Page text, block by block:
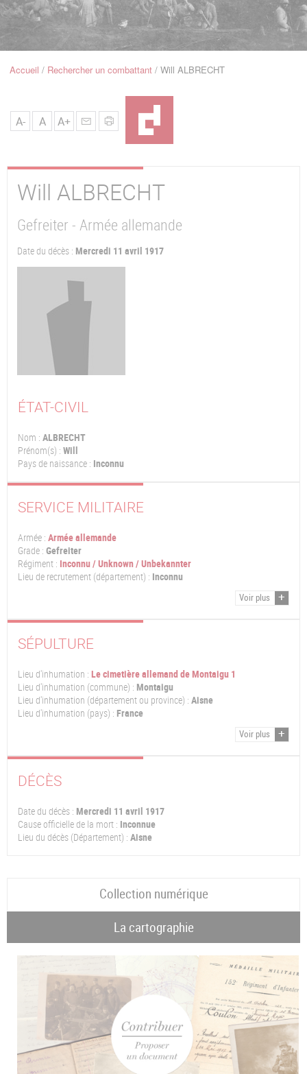
Navigation
FilAccueil Rechercher un combattant Will ALBRECHT
A- A A+
Will ALBRECHT
Gefreiter - Armée allemande
Date du décès : Mercredi 11 avril 1917
ÉTAT-CIVIL
Nom : ALBRECHT
Prénom(s) : Will
Pays de naissance : Inconnu
SERVICE MILITAIRE
Armée : Armée allemande
Grade : Gefreiter
Régiment : Inconnu / Unknown / Unbekannter
Lieu de recrutement (département) : Inconnu
Voir plus
SÉPULTURE
Lieu d'inhumation : Le cimetière allemand de Montaigu 1
Lieu d'inhumation (commune) : Montaigu
Lieu d'inhumation (département ou province) : Aisne
Lieu d'inhumation (pays) : France
Voir plus
DÉCÈS
Date du décès : Mercredi 11 avril 1917
Cause officielle de la mort : Inconnue
Lieu du décès (Département) : Aisne
Collection numérique
La cartographie